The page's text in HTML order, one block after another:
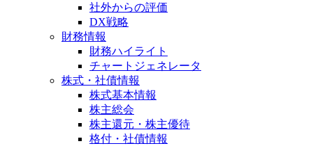
社外からの評価
DX戦略
財務情報
財務ハイライト
チャートジェネレータ
株式・社債情報
株式基本情報
株主総会
株主還元・株主優待
格付・社債情報